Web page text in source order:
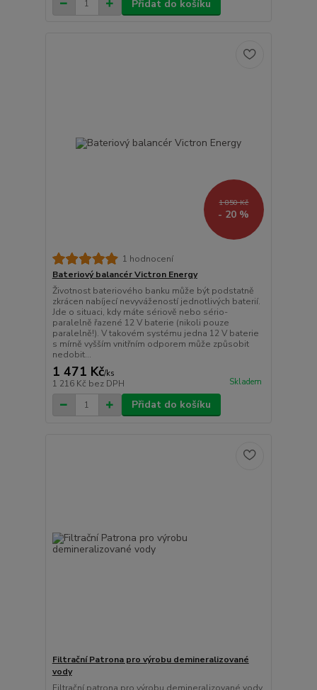
Přidat do košíku
1 850 Kč
- 20 %
1 hodnocení
Bateriový balancér Victron Energy
Životnost bateriového banku může být podstatně
zkrácen nabíjecí nevyvážeností jednotlivých baterií.
Jde o situaci, kdy máte sériově nebo sério-
paralelně řazené 12 V baterie (nikoli pouze
paralelně!). V takovém systému jedna 12 V baterie
s mírně vyšším vnitřním odporem může způsobit
nedobit...
1 471 Kč/ks
1 216 Kč bez DPH Skladem
Přidat do košíku
Filtrační Patrona pro výrobu demineralizované
vody
Filtrační patrona pro výrobu demineralizované vody